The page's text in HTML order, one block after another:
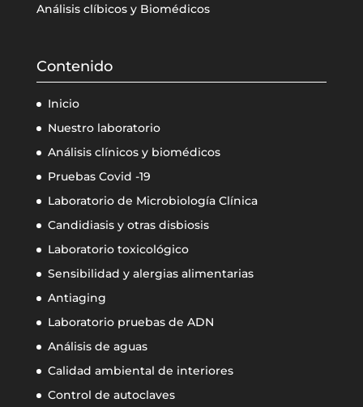
Análisis clíbicos y Biomédicos
Contenido
Inicio
Nuestro laboratorio
Análisis clínicos y biomédicos
Pruebas Covid -19
Laboratorio de Microbiología Clínica
Candidiasis y otras disbiosis
Laboratorio toxicológico
Sensibilidad y alergias alimentarias
Antiaging
Laboratorio pruebas de ADN
Análisis de aguas
Calidad ambiental de interiores
Control de autoclaves